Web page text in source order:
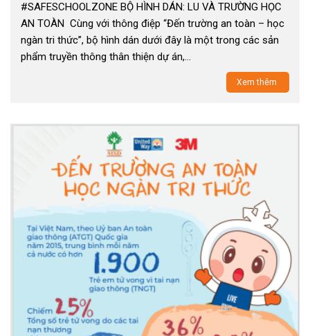
#SAFESCHOOLZONE BỘ HÌNH DÁN: LU VÀ TRƯỜNG HỌC
AN TOÀN Cùng với thông điệp “Đến trường an toàn – học
ngàn tri thức”, bộ hình dán dưới đây là một trong các sản
phẩm truyền thông thân thiện dự án,…
Xem thêm